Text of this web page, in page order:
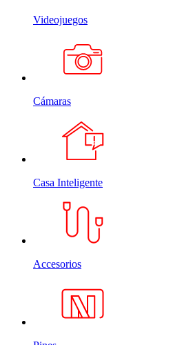
Videojuegos
Cámaras
Casa Inteligente
Accesorios